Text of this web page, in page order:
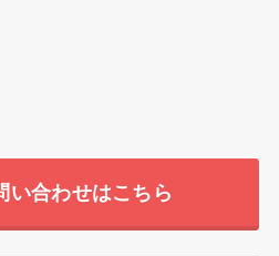
い合わせはこちら